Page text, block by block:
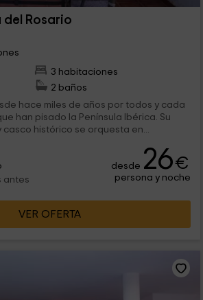
del Rosario
3 habitaciones
2 baños
hace miles de años por todos y cada
han pisado la Península Ibérica. Su
histórico se orquesta en...
antes
desde 26€
persona y noche
VER OFERTA